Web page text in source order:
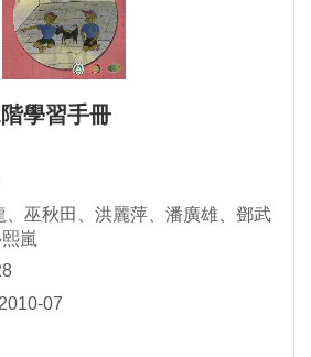
學習手冊
、巫秋田、洪麗萍、潘廣雄、鄧武
嵐
07